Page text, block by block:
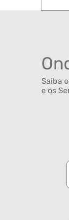
Saiba
e os